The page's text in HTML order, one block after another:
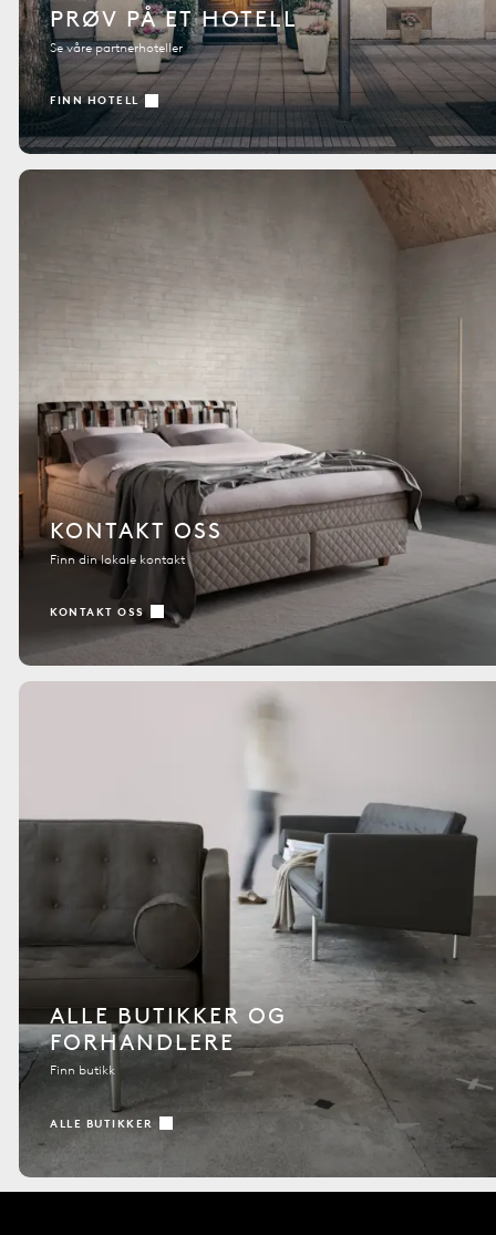
PRØV PÅ ET HOTELL
Se våre partnerhoteller
FINN HOTELL
KONTAKT OSS
Finn din lokale kontakt
KONTAKT OSS
ALLE BUTIKKER OG
FORHANDLERE
Finn butikk
ALLE BUTIKKER